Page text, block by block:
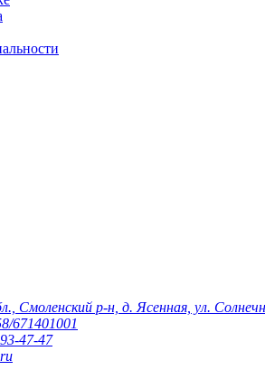
Смоленский р-н, д. Ясенная, ул.
671401001
47-47